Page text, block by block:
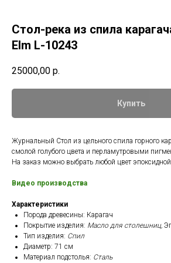
Стол-река из спила
Elm L-10243
25000,00 р.
Купить
Журнальный Cтол из цельного спила горного
смолой голубого цвета и перламутровыми
На заказ можно выбрать любой цвет
Видео производства
Характеристики
Порода древесины: Карагач
Покрытие изделия: Масло для столешниц,
Тип изделия: Спил
Диаметр: 71 см
Материал подстолья: Сталь